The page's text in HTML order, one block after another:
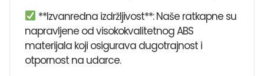
**Izvanredna izdržljivost**: Naše ratkapne su
napravljene od visokokvalitetnog ABS
materijala koji osigurava dugotrajnost i
otpornost na udarce.